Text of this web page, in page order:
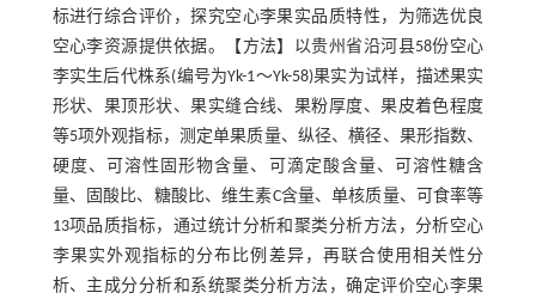
标进行综合评价，探究空心李果实品质特性，为筛选优良
空心李资源提供依据。【方法】以贵州省沿河县58份空心
李实生后代株系(编号为Yk-1～Yk-58)果实为试样，描述果实
形状、果顶形状、果实缝合线、果粉厚度、果皮着色程度
等5项外观指标，测定单果质量、纵径、横径、果形指数、
硬度、可溶性固形物含量、可滴定酸含量、可溶性糖含
量、固酸比、糖酸比、维生素C含量、单核质量、可食率等
13项品质指标，通过统计分析和聚类分析方法，分析空心
李果实外观指标的分布比例差异，再联合使用相关性分
析、主成分分析和系统聚类分析方法，确定评价空心李果